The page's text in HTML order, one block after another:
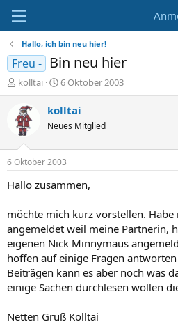
Hallo, ich bin neu hier!
Freu - Bin neu hier
E
r
s
t
e
l
e
r
kolltai
E
r
s
e
l
t
a
6 Oktober 2003
kolltai
Neues Mitglied
6 Oktober 2003
Hallo zusammen,
möchte mich kurz vorstellen.
angemeldet weil meine Partnerin,
eigenen Nick Minnymaus
hoffen auf einige Fragen
Beiträgen kann es aber noch was
einige Sachen durchlesen wollen
Netten Gruß Kolltai